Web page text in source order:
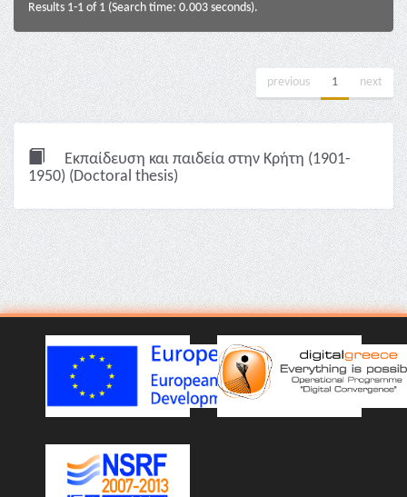
Results 1-1 of 1 (Search time: 0.003 seconds).
previous 1 next
Εκπαίδευση και παιδεία στην Κρήτη (1901-
1950) (Doctoral thesis)